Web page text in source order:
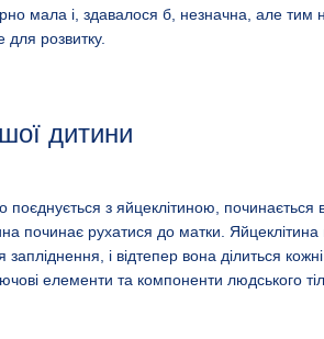
мала і, здавалося б, незначна, але
для розвитку.
дитини
з яйцеклітиною, починається
починає рухатися до матки. Яйцеклітина
запліднення, і відтепер вона ділиться
елементи та компоненти людського